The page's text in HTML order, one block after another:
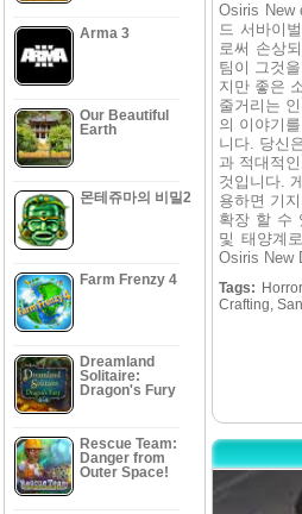
Arma 3
Our Beautiful
Earth
몬테쥬마의 비밀2
Farm Frenzy 4
Dreamland
Solitaire:
Dragon's Fury
Rescue Team:
Danger from
Outer Space!
Osiris New
드 서바이
로써 손상
팀이 그것
지만 좋은
줄거리는
의 이야기
니다. 당신
과 적대적
것입니다.
용하면 기
확장 할 수
및 태양계
Osiris New
Tags:
Crafting,